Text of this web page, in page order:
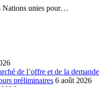
Nations unies pour…
de l’offre et de la demande
préliminaires 6 août 2026